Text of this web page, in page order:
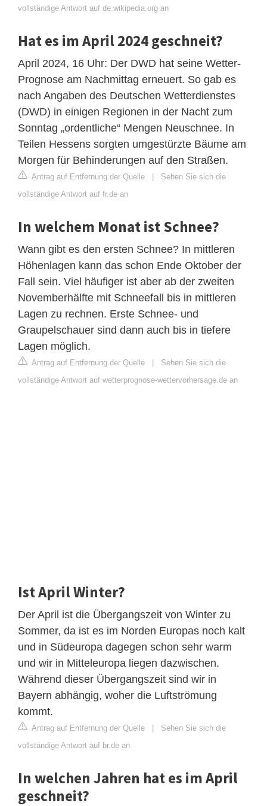
vollständige Antwort auf de.wikipedia.org an
Hat es im April 2024 geschneit?
April 2024, 16 Uhr: Der DWD hat seine Wetter-
Prognose am Nachmittag erneuert. So gab es
nach Angaben des Deutschen Wetterdienstes
(DWD) in einigen Regionen in der Nacht zum
Sonntag „ordentliche“ Mengen Neuschnee. In
Teilen Hessens sorgten umgestürzte Bäume am
Morgen für Behinderungen auf den Straßen.
Antrag auf Entfernung der Quelle | Sehen Sie sich die
vollständige Antwort auf fr.de an
In welchem Monat ist Schnee?
Wann gibt es den ersten Schnee? In mittleren
Höhenlagen kann das schon Ende Oktober der
Fall sein. Viel häufiger ist aber ab der zweiten
Novemberhälfte mit Schneefall bis in mittleren
Lagen zu rechnen. Erste Schnee- und
Graupelschauer sind dann auch bis in tiefere
Lagen möglich.
Antrag auf Entfernung der Quelle | Sehen Sie sich die
vollständige Antwort auf wetterprognose-wettervorhersage.de an
Ist April Winter?
Der April ist die Übergangszeit von Winter zu
Sommer, da ist es im Norden Europas noch kalt
und in Südeuropa dagegen schon sehr warm
und wir in Mitteleuropa liegen dazwischen.
Während dieser Übergangszeit sind wir in
Bayern abhängig, woher die Luftströmung
kommt.
Antrag auf Entfernung der Quelle | Sehen Sie sich die
vollständige Antwort auf br.de an
In welchen Jahren hat es im April
geschneit?